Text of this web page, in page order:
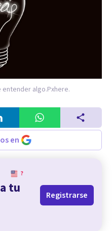
entender algo.Pxhere.
en
?
tu
Registrarse